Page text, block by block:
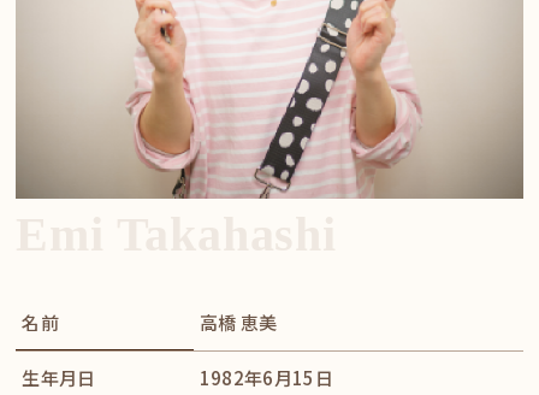
名前 高橋 恵美
生年月日 1982年6月15日